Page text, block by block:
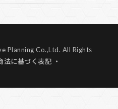
Planning Co.,Ltd. All Rights
法に基づく表記 ・